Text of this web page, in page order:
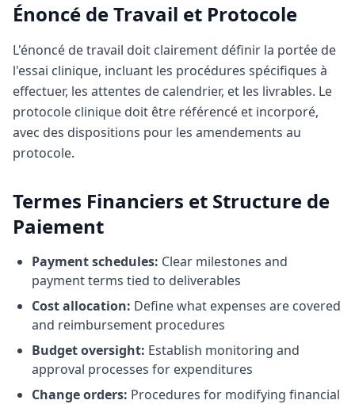
Énoncé de Travail et Protocole
L'énoncé de travail doit clairement définir la portée de
l'essai clinique, incluant les procédures spécifiques à
effectuer, les attentes de calendrier, et les livrables. Le
protocole clinique doit être référencé et incorporé,
avec des dispositions pour les amendements au
protocole.
Termes Financiers et Structure de
Paiement
Payment schedules: Clear milestones and
payment terms tied to deliverables
Cost allocation: Define what expenses are covered
and reimbursement procedures
Budget oversight: Establish monitoring and
approval processes for expenditures
Change orders: Procedures for modifying financial